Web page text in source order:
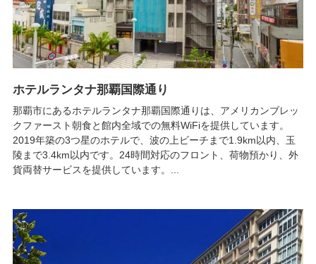
ホテルランタナ那覇国際通り
那覇市にあるホテルランタナ那覇国際通りは、アメリカンブレッ
クファースト朝食と館内全域での無料WiFiを提供しています。
2019年築の3つ星のホテルで、波の上ビーチまで1.9km以内、玉
陵まで3.4km以内です。24時間対応のフロント、荷物預かり、外
貨両替サービスを提供しています。...